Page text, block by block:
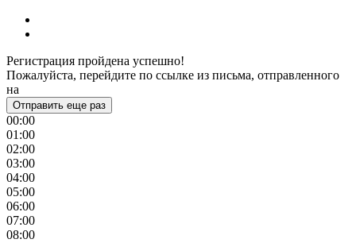
Регистрация пройдена успешно!
Пожалуйста, перейдите по ссылке из письма, отправленного
на
Отправить еще раз
00:00
01:00
02:00
03:00
04:00
05:00
06:00
07:00
08:00